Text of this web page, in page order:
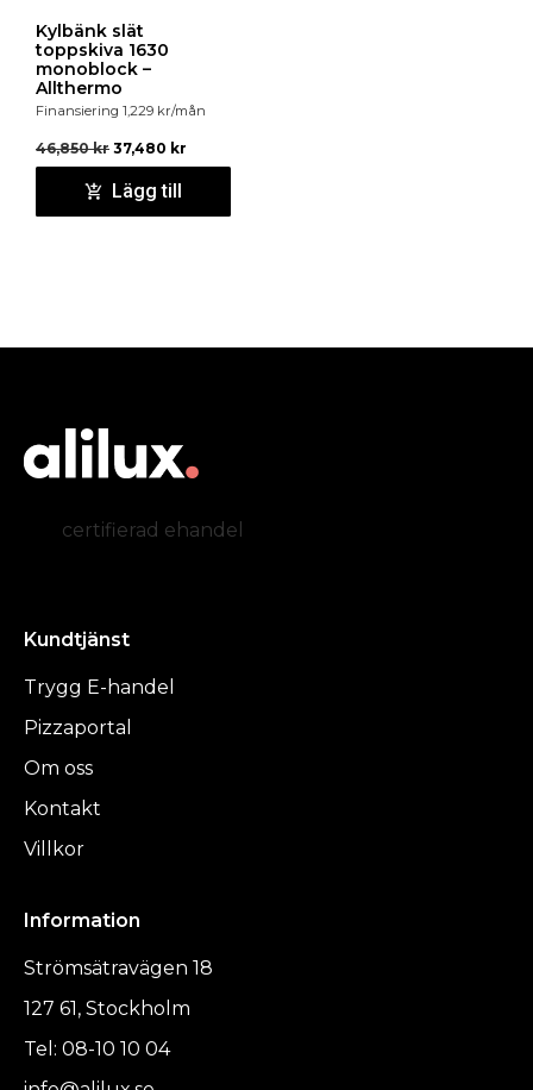
Kylbänk slät
toppskiva 1630
monoblock –
Allthermo
Finansiering 1,229 kr/mån
46,850kr 37,480 kr
Lägg till
certifierad ehandel
Kundtjänst
Trygg E-handel
Pizzaportal
Om oss
Kontakt
Villkor
Information
Strömsätravägen 18
127 61, Stockholm
Tel: 08-10 10 04